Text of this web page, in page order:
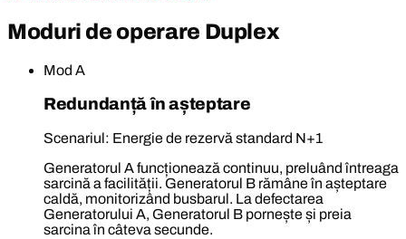
Moduri de operare Duplex
Mod A
Redundanță în așteptare
Scenariul: Energie de rezervă standard N+1
Generatorul A funcționează continuu, preluând întreaga
sarcină a facilității. Generatorul B rămâne în așteptare
caldă, monitorizând busbarul. La defectarea
Generatorului A, Generatorul B pornește și preia
sarcina în câteva secunde.